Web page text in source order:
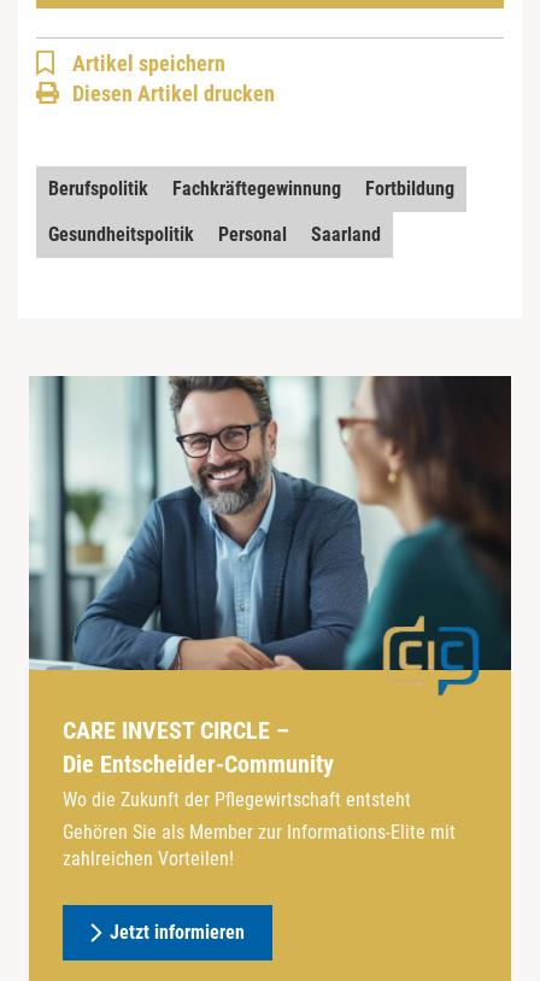
Artikel speichern
Diesen Artikel drucken
Berufspolitik Fachkräftegewinnung
Fortbildung
Gesundheitspolitik
Personal Saarland
CARE INVEST CIRCLE –
Die Entscheider-Community
Wo die Zukunft der Pflegewirtschaft entsteht
Gehören Sie als Member zur Informations-Elite mit
zahlreichen Vorteilen!
Jetzt informieren